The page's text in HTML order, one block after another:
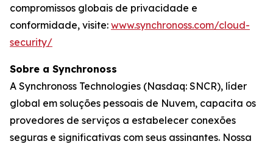
compromissos globais de privacidade e
conformidade, visite: www.synchronoss.com/cloud-
security/
Sobre a Synchronoss
A Synchronoss Technologies (Nasdaq: SNCR), líder
global em soluções pessoais de Nuvem, capacita os
provedores de serviços a estabelecer conexões
seguras e significativas com seus assinantes. Nossa